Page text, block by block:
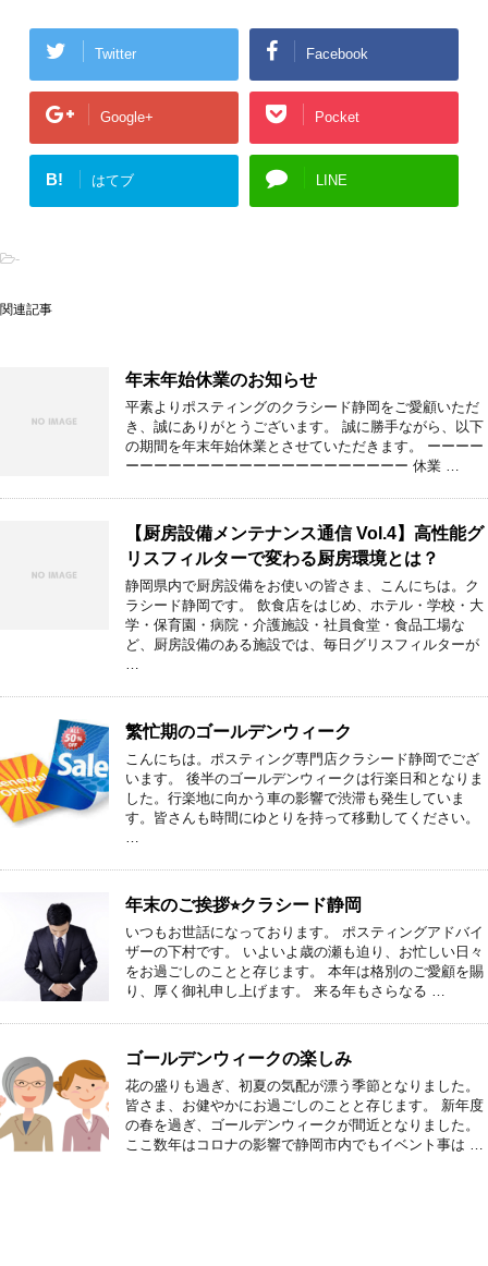
Twitter Facebook
Google+ Pocket
B! はてブ LINE
-
関連記事
年末年始休業のお知らせ
平素よりポスティングのクラシード静岡をご愛顧いただ
き、誠にありがとうございます。 誠に勝手ながら、以下
の期間を年末年始休業とさせていただきます。 ーーーー
ーーーーーーーーーーーーーーーーーーーー 休業 …
【厨房設備メンテナンス通信 Vol.4】高性能グ
リスフィルターで変わる厨房環境とは？
静岡県内で厨房設備をお使いの皆さま、こんにちは。ク
ラシード静岡です。 飲食店をはじめ、ホテル・学校・大
学・保育園・病院・介護施設・社員食堂・食品工場な
ど、厨房設備のある施設では、毎日グリスフィルターが
繁忙期のゴールデンウィーク
こんにちは。ポスティング専門店クラシード静岡でござ
います。 後半のゴールデンウィークは行楽日和となりま
した。行楽地に向かう車の影響で渋滞も発生していま
す。皆さんも時間にゆとりを持って移動してください。
年末のご挨拶⭐︎クラシード静岡
いつもお世話になっております。 ポスティングアドバイ
ザーの下村です。 いよいよ歳の瀬も迫り、お忙しい日々
をお過ごしのことと存じます。 本年は格別のご愛顧を賜
り、厚く御礼申し上げます。 来る年もさらなる …
ゴールデンウィークの楽しみ
花の盛りも過ぎ、初夏の気配が漂う季節となりました。
皆さま、お健やかにお過ごしのことと存じます。 新年度
の春を過ぎ、ゴールデンウィークが間近となりました。
ここ数年はコロナの影響で静岡市内でもイベント事は …